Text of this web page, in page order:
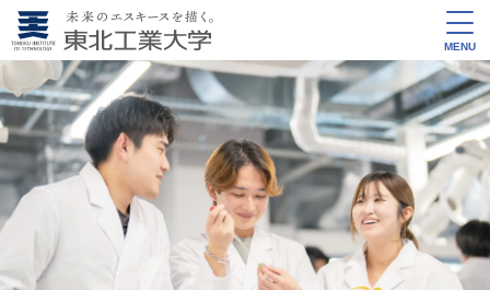
MENU